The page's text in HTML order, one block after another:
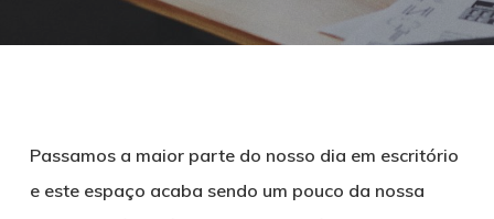
Passamos a maior parte do nosso dia em escritório
e este espaço acaba sendo um pouco da nossa